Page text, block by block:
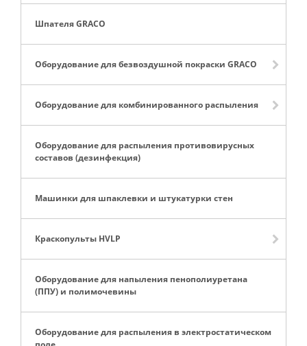
Шпателя GRACO
Оборудование для безвоздушной покраски GRACO
Оборудование для комбинированного распыления
Оборудование для распыления противовирусных
составов (дезинфекция)
Машинки для шпаклевки и штукатурки стен
Краскопульты HVLP
Оборудование для напыления пенополиуретана
(ППУ) и полимочевины
Оборудование для распыления в электростатическом